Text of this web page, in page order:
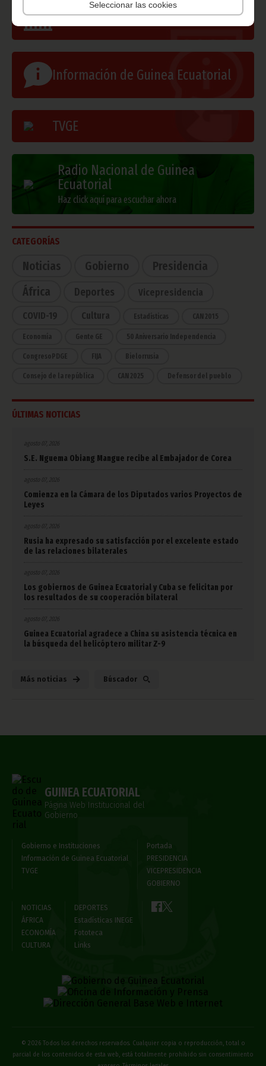
Seleccionar las cookies
Gobierno e Instituciones
Información de Guinea Ecuatorial
TVGE
Radio Nacional de Guinea
Ecuatorial
Haz click aquí para escuchar ahora
CATEGORÍAS
Noticias Gobierno
Presidencia
África
Deportes Vicepresidencia
COVID-19 Cultura Estadísticas CAN 2015
Economía Gente GE 50 Aniversario Independencia
CongresoPDGE FIJA Bielorrusia
Consejo de la república CAN 2025 Defensor del pueblo
ÚLTIMAS NOTICIAS
agosto 07, 2026
S.E. Nguema Obiang Mangue recibe al Embajador de Corea
agosto 07, 2026
Comienza en la Cámara de los Diputados varios Proyectos de
Leyes
agosto 07, 2026
Rusia ha expresado su satisfacción por el excelente estado
de las relaciones bilaterales
agosto 07, 2026
Los gobiernos de Guinea Ecuatorial y Cuba se felicitan por
los resultados de su cooperación bilateral
agosto 07, 2026
Guinea Ecuatorial agradece a China su asistencia técnica en
la búsqueda del helicóptero militar Z-9
Más noticias Búscador
GUINEA ECUATORIAL
Página Web Institucional del
Gobierno
Gobierno e Instituciones
Información de Guinea Ecuatorial
TVGE
Portada
PRESIDENCIA
VICEPRESIDENCIA
GOBIERNO
NOTICIAS
ÁFRICA
ECONOMÍA
CULTURA
DEPORTES
Estadísticas INEGE
Fototeca
Links
© 2026 Todos los derechos reservados. Cualquier copia o reproducción, total o
parcial de los contenidos de esta web, está totalmente prohibido sin consentimiento